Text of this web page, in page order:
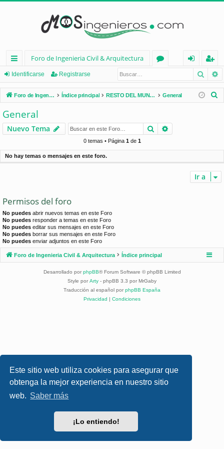
Este sitio web utiliza cookies para asegurar que
obtenga la mejor experiencia en nuestro sitio
web. Saber más
¡Lo entiendo!
nl
ac
es
rá
pi
d
Foro de Ingenieria Civil & Arquitectura
os
nt
ifi
e
eg
ist
ra
Identificarse Registrarse
Foro de Ingenieria Civil & Arquitectura Índice principal RESTO DEL MUNDO General
r
General
Nuevo Tema Buscar
0 temas • Página 1de 1
No hay temas o mensajes en este foro.
Ir a
Permisos del foro
No puedes abrir nuevos temas en este Foro
No puedes responder a temas en este Foro
No puedes editar sus mensajes en este Foro
No puedes borrar sus mensajes en este Foro
No puedes enviar adjuntos en este Foro
Foro de Ingenieria Civil & Arquitectura Índice principal
Desarrollado por phpBB® Forum Software © phpBB Limited
Style por Arty - phpBB 3.3 por MrGaby
Traducción al español por phpBB España
Privacidad | Condiciones